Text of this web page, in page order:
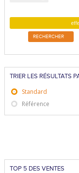
RECHERCHER
TRIER LES RÉSULTATS
Standard
Référence
TOP 5 DES VENTES